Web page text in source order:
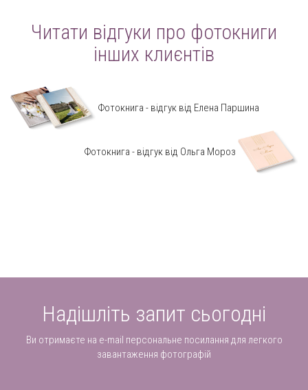
Читати відгуки про фотокниги
інших клиєнтів
Фотокнига - відгук від Елена Паршина
Фотокнига - відгук від Ольга Мороз
Надішліть запит сьогодні
Ви отримаєте на e-mail персональне посилання для легкого
завантаження фотографій